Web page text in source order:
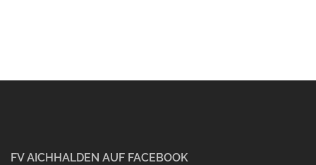
FV AICHHALDEN AUF FACEBOOK